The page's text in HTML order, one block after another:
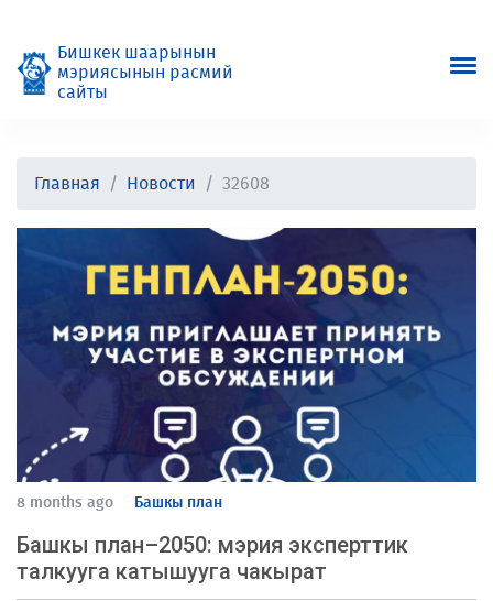
Бишкек шаарынын
мэриясынын расмий
сайты
Главная Новости 32608
8 months ago Башкы план
Башкы план–2050: мэрия эксперттик
талкууга катышууга чакырат